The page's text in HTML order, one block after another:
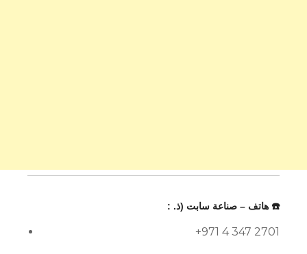
☎️ هاتف – صناعة سابت (ذ. :
+971 4 347 2701